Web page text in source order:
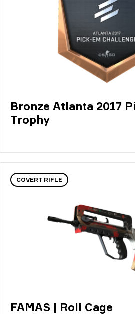
Bronze Atlanta 2017
Trophy
COVERT RIFLE
FAMAS | Roll Cage